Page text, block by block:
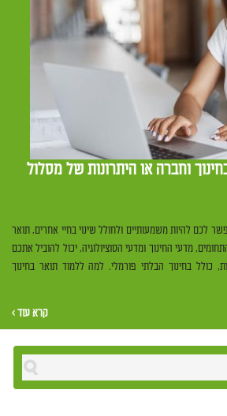
וחברה או היתרונות של מסלול
לכם להיות משמעותיים ולחולל שינוי בחיי אחרים, תואר
מדעי החינוך ומדעי הסוציולוגיה, יכול להוביל אתכם
כולל בחינוך הבלתי פורמלי. למה ללמוד תואר בחינוך
קרא עוד ›